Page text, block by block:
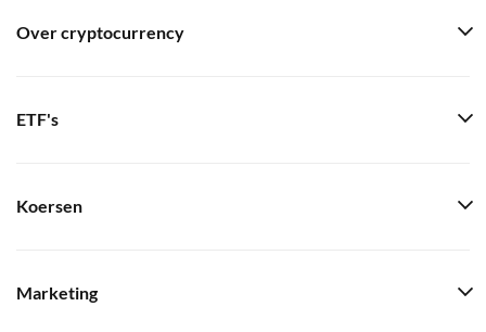
Over cryptocurrency
ETF's
Koersen
Marketing